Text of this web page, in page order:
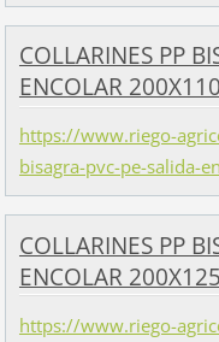
COLLARINES PP
ENCOLAR 200X110
https://www.riego-
bisagra-pvc-pe-salida-
COLLARINES PP
ENCOLAR 200X125
https://www.riego-